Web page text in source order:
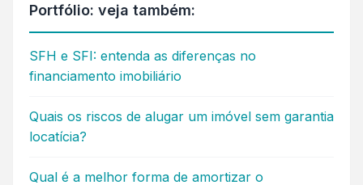
Portfólio: veja também:
SFH e SFI: entenda as diferenças no
financiamento imobiliário
Quais os riscos de alugar um imóvel sem garantia
locatícia?
Qual é a melhor forma de amortizar o